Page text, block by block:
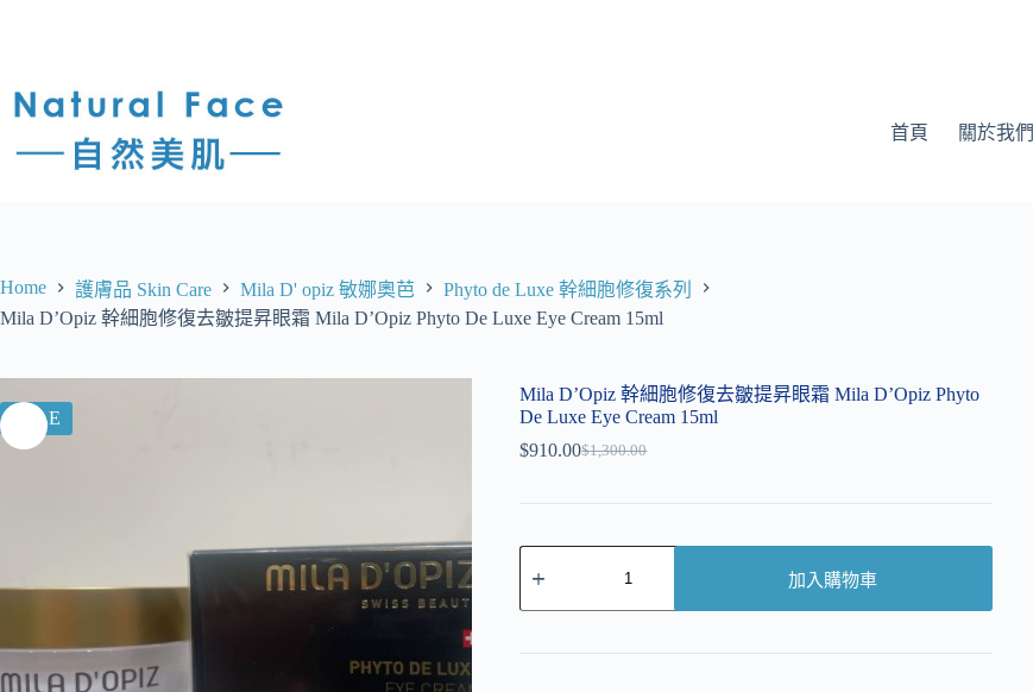
首頁 關於我們
Home 護膚品 Skin Care Mila D' opiz 敏娜奧芭
Phyto de Luxe 幹細胞修復系列
Mila D’Opiz 幹細胞修復去皺提昇眼霜 Mila D’Opiz Phyto De Luxe Eye Cream 15ml
SALE
Mila D’Opiz 幹細胞修復去皺提昇眼霜 Mila D’Opiz Phyto
De Luxe Eye Cream 15ml
$1,300.00
$910.00
加入購物車